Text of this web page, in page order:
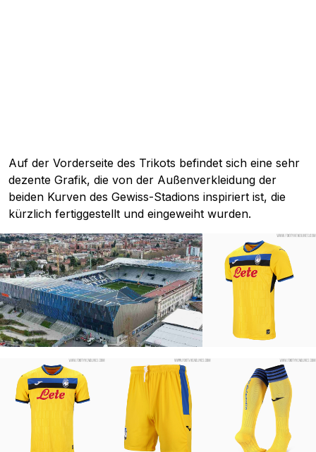
Auf der Vorderseite des Trikots befindet sich eine sehr
dezente Grafik, die von der Außenverkleidung der
beiden Kurven des Gewiss-Stadions inspiriert ist, die
kürzlich fertiggestellt und eingeweiht wurden.